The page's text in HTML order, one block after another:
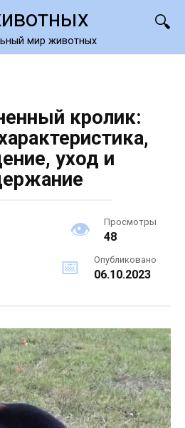
мир животных
кролик:
уход и
Просмотры
48
Опубликовано
06.10.2023